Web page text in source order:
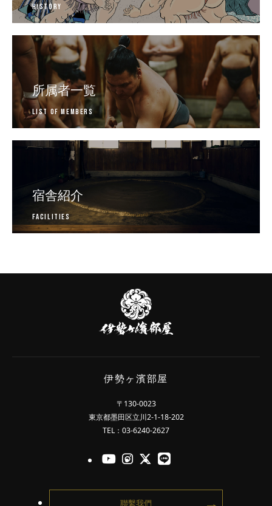
History
所属者一覧
List of Members
宿舎紹介
Facilities
部
伊勢ヶ濱部屋
〒130-0023
東京都墨田区立川2-1-18-202
TEL：03-6240-2627
官方的Youtube
官方的Instagram
官方的X
官方的LINE
聯繫我們